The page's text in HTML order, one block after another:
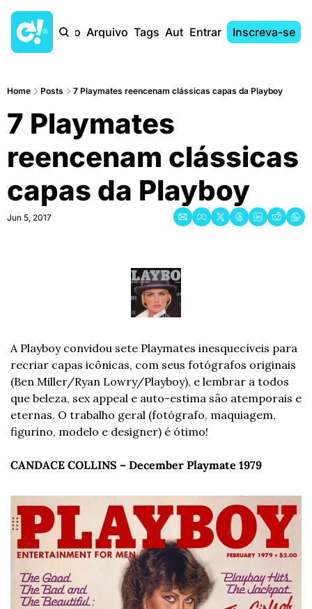
Início Arquivo Tags AutoresEntrar Inscreva-se
Home Posts 7 Playmates reencenam clássicas capas da Playboy
7 Playmates
reencenam clássicas
capas da Playboy
Jun 5, 2017
A Playboy convidou sete Playmates inesquecíveis para
recriar capas icônicas, com seus fotógrafos originais
(Ben Miller/Ryan Lowry/Playboy), e lembrar a todos
que beleza, sex appeal e auto-estima são atemporais e
eternas. O trabalho geral (fotógrafo, maquiagem,
figurino, modelo e designer) é ótimo!
CANDACE COLLINS – December Playmate 1979